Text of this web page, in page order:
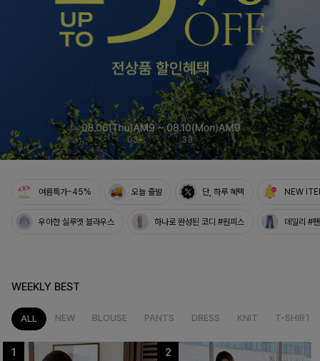
04 33
여름특가~45% 오늘 출발 단, 하루 혜택 NEW
우아한 실루엣 블라우스 하나로 완성된 코디 #원피스 데일리 #
WEEKLY BEST
ALL NEW BLOUSE PANTS DRESS KNIT T-SHIRT